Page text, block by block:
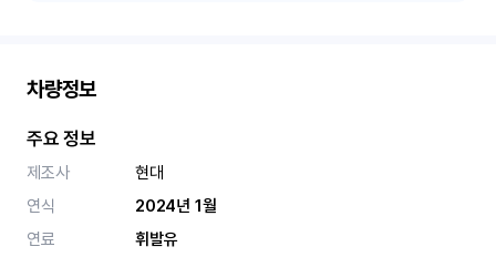
차량정보
주요 정보
제조사
현대
연식
2024년 1월
연료
휘발유